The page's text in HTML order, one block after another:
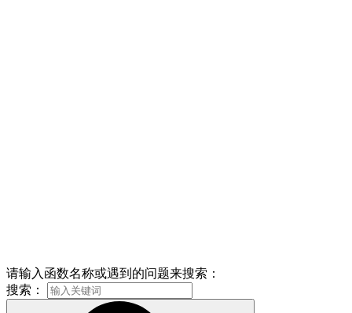
请输入函数名称或遇到的问题来搜索：
搜索：